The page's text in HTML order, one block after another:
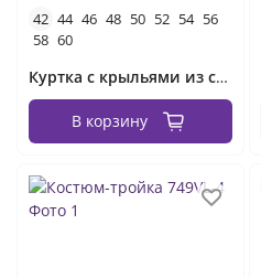
42 44 46 48 50 52 54 56
58 60
Куртка с крыльями из страз 4/12-1
В корзину